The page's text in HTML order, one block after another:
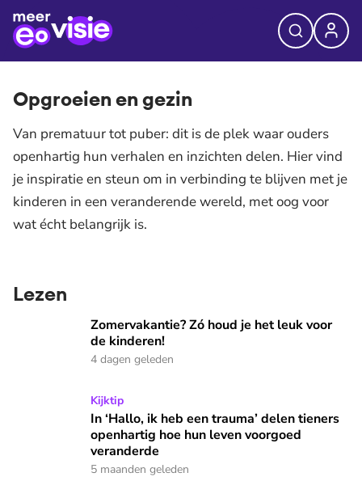
Opgroeien en gezin
Van prematuur tot puber: dit is de plek waar ouders
openhartig hun verhalen en inzichten delen. Hier vind
je inspiratie en steun om in verbinding te blijven met je
kinderen in een veranderende wereld, met oog voor
wat écht belangrijk is.
Lezen
Zomervakantie? Zó houd je het leuk voor de kinderen!
Zomervakantie? Zó houd je het leuk voor
de kinderen!
4 dagen geleden
In ‘Hallo, ik heb een trauma’ delen tieners openhartig hoe
Kijktip
In ‘Hallo, ik heb een trauma’ delen tieners
openhartig hoe hun leven voorgoed
veranderde
5 maanden geleden